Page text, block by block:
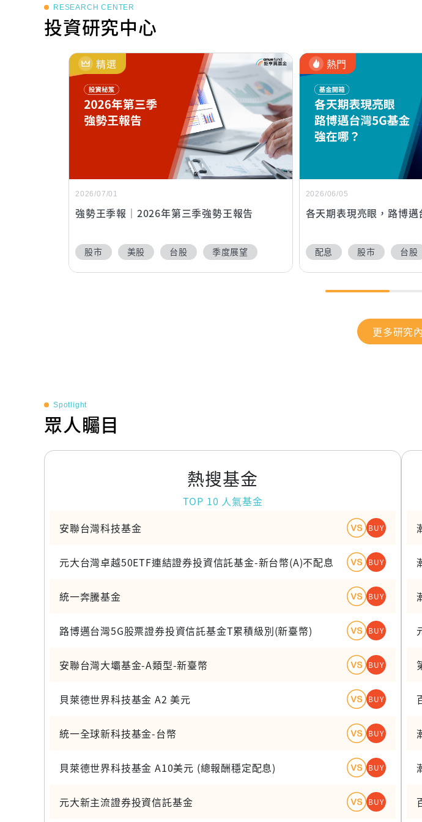
RESEARCH CENTER
投資研究中心
精選
2026/07/01
強勢王季報｜2026年第三季強勢王報告
股市 美股 台股
季度展望
熱門
2026/06/05
各天期表現亮眼，路博邁
配息 股市 台股
更多研究
Spotlight
眾人矚目
熱搜基金
TOP 10 人氣基金
安聯台灣科技基金
BUY
元大台灣卓越50ETF連結證券投資信託基金-新台幣(A)不配息 BUY
統一奔騰基金 BUY
路博邁台灣5G股票證券投資信託基金T累積級別(新臺幣) BUY
安聯台灣大壩基金-A類型-新臺幣 BUY
貝萊德世界科技基金 A2 美元 BUY
統一全球新科技基金-台幣 BUY
貝萊德世界科技基金 A10美元 (總報酬穩定配息) BUY
元大新主流證券投資信託基金 BUY